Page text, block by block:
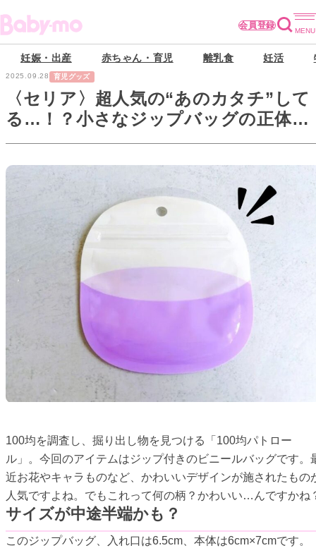
会員登録
妊娠・出産 赤ちゃん・育児 離乳食 妊活
2025.09.28 育児グッズ
〈セリア〉超人気の“あのカタチ”して
る…！？小さなジップバッグの正体は
→絶対に使ってみたくなる神アイテム
100均を調査し、掘り出し物を見つける「100均パトロー
ル」。今回のアイテムはジップ付きのビニールバッグです。
近お花やキャラものなど、かわいいデザインが施されたもの
人気ですよね。でもこれって何の柄？かわいい…んですかね
サイズが中途半端かも？
このジップバッグ、入れ口は6.5cm、本体は6cm×7cmです。